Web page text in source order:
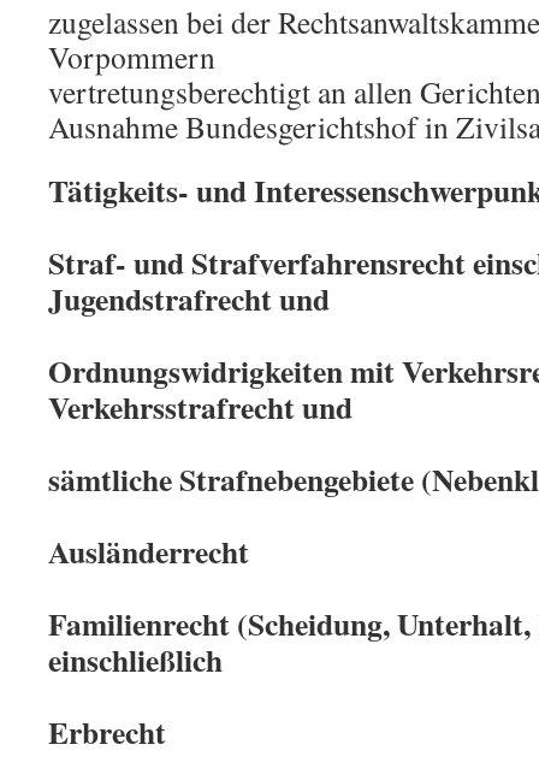
zugelassen bei der
Vorpommern
vertretungsberechtigt an allen
Ausnahme Bundesgerichtshof in
Tätigkeits- und
Straf- und Strafverfahrensrecht
Jugendstrafrecht und
Ordnungswidrigkeiten mit
Verkehrsstrafrecht und
sämtliche Strafnebengebiete
Ausländerrecht
Familienrecht (Scheidung, Unterhalt,
einschließlich
Erbrecht